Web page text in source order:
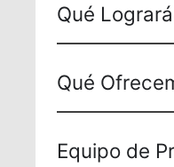
Qué
Qué
Equipo de